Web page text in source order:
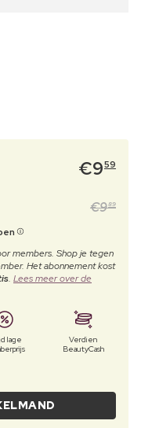
€959
€989
members. Shop je tegen
Het abonnement kost
. Lees meer over de
lage
Verdien
BeautyCash